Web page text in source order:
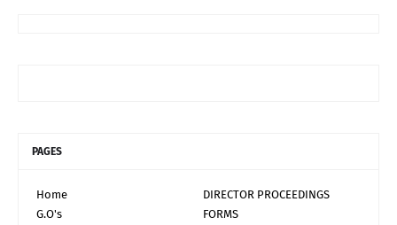
PAGES
Home
DIRECTOR PROCEEDINGS
G.O's
FORMS